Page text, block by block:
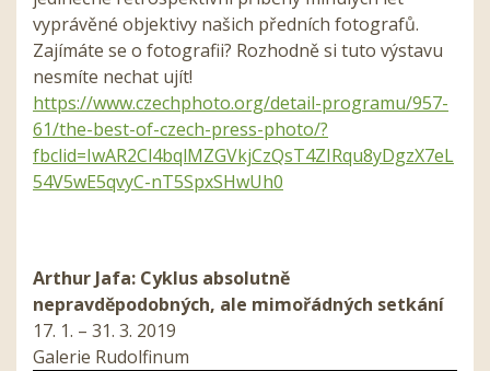
vyprávěné objektivy našich předních fotografů.
Zajímáte se o fotografii? Rozhodně si tuto výstavu
nesmíte nechat ujít!
https://www.czechphoto.org/detail-programu/957-
61/the-best-of-czech-press-photo/?
fbclid=IwAR2Cl4bqlMZGVkjCzQsT4ZIRqu8yDgzX7eL
54V5wE5qvyC-nT5SpxSHwUh0
Arthur Jafa: Cyklus absolutně
nepravděpodobných, ale mimořádných setkání
17. 1. – 31. 3. 2019
Galerie Rudolfinum